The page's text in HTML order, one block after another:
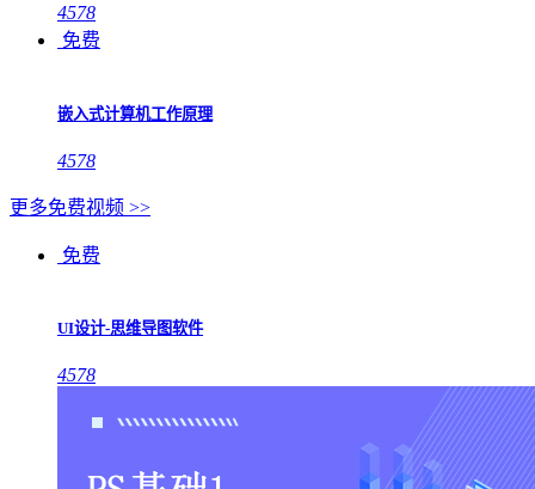
4578
免费
嵌入式计算机工作原理
4578
更多免费视频 >>
免费
UI设计-思维导图软件
4578